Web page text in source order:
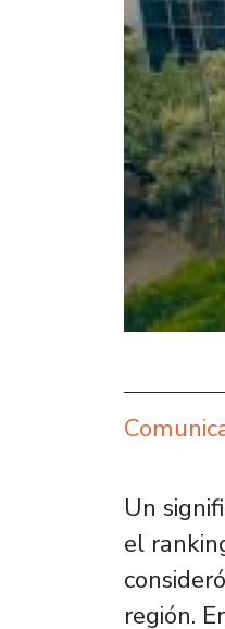
Un
el
región.